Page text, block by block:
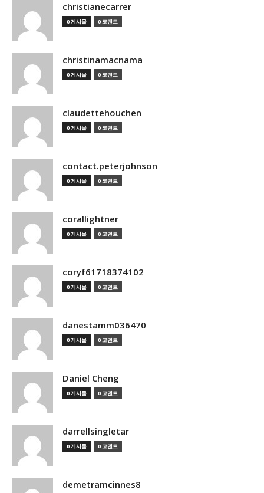
christianecarrer
0 게시물 0 코멘트
christinamacnama
0 게시물 0 코멘트
claudettehouchen
0 게시물 0 코멘트
contact.peterjohnson
0 게시물 0 코멘트
corallightner
0 게시물 0 코멘트
coryf61718374102
0 게시물 0 코멘트
danestamm036470
0 게시물 0 코멘트
Daniel Cheng
0 게시물 0 코멘트
darrellsingletar
0 게시물 0 코멘트
demetramcinnes8